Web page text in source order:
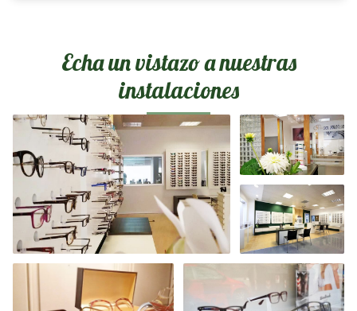
Echa un vistazo a nuestras
instalaciones